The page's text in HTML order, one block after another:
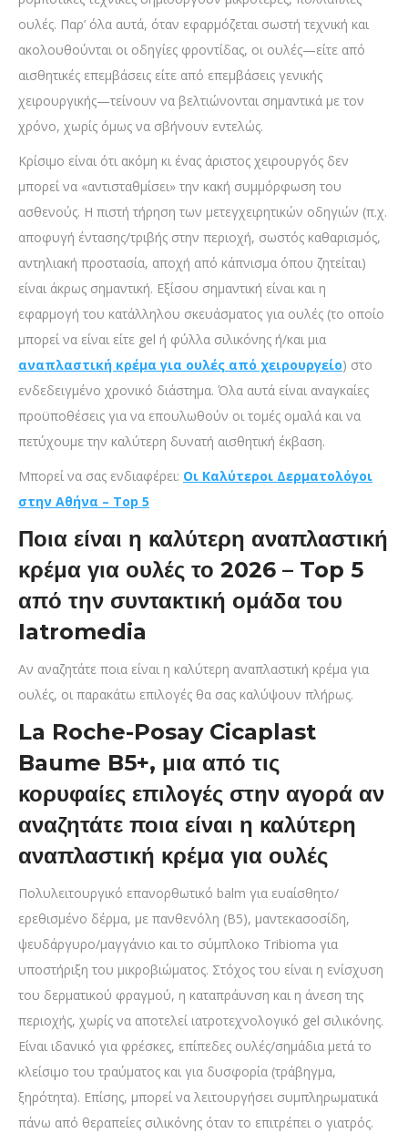
ουλές. Παρ’ όλα αυτά, όταν εφαρμόζεται σωστή τεχνική και
ακολουθούνται οι οδηγίες φροντίδας, οι ουλές—είτε από
αισθητικές επεμβάσεις είτε από επεμβάσεις γενικής
χειρουργικής—τείνουν να βελτιώνονται σημαντικά με τον
χρόνο, χωρίς όμως να σβήνουν εντελώς.
Κρίσιμο είναι ότι ακόμη κι ένας άριστος χειρουργός δεν
μπορεί να «αντισταθμίσει» την κακή συμμόρφωση του
ασθενούς. Η πιστή τήρηση των μετεγχειρητικών οδηγιών (π.χ.
αποφυγή έντασης/τριβής στην περιοχή, σωστός καθαρισμός,
αντηλιακή προστασία, αποχή από κάπνισμα όπου ζητείται)
είναι άκρως σημαντική. Εξίσου σημαντική είναι και η
εφαρμογή του κατάλληλου σκευάσματος για ουλές (το οποίο
μπορεί να είναι είτε gel ή φύλλα σιλικόνης ή/και μια
αναπλαστική κρέμα για ουλές από χειρουργείο) στο
ενδεδειγμένο χρονικό διάστημα. Όλα αυτά είναι αναγκαίες
προϋποθέσεις για να επουλωθούν οι τομές ομαλά και να
πετύχουμε την καλύτερη δυνατή αισθητική έκβαση.
Μπορεί να σας ενδιαφέρει: Οι Καλύτεροι Δερματολόγοι
στην Αθήνα – Top 5
Ποια είναι η καλύτερη αναπλαστική
κρέμα για ουλές το 2026 – Top 5
από την συντακτική ομάδα του
Iatromedia
Αν αναζητάτε ποια είναι η καλύτερη αναπλαστική κρέμα για
ουλές, οι παρακάτω επιλογές θα σας καλύψουν πλήρως.
La Roche-Posay Cicaplast
Baume B5+, μια από τις
κορυφαίες επιλογές στην αγορά αν
αναζητάτε ποια είναι η καλύτερη
αναπλαστική κρέμα για ουλές
Πολυλειτουργικό επανορθωτικό balm για ευαίσθητο/
ερεθισμένο δέρμα, με πανθενόλη (Β5), μαντεκασοσίδη,
ψευδάργυρο/μαγγάνιο και το σύμπλοκο Tribioma για
υποστήριξη του μικροβιώματος. Στόχος του είναι η ενίσχυση
του δερματικού φραγμού, η καταπράυνση και η άνεση της
περιοχής, χωρίς να αποτελεί ιατροτεχνολογικό gel σιλικόνης.
Είναι ιδανικό για φρέσκες, επίπεδες ουλές/σημάδια μετά το
κλείσιμο του τραύματος και για δυσφορία (τράβηγμα,
ξηρότητα). Επίσης, μπορεί να λειτουργήσει συμπληρωματικά
πάνω από θεραπείες σιλικόνης όταν το επιτρέπει ο γιατρός.